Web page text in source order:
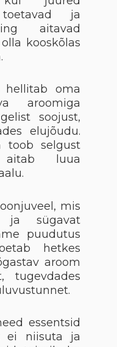
ja
aitavad
kooskõlas
hellitab oma
aroomiga
soojust,
elujõudu.
toob selgust
luua
mis
ja sügavat
puudutus
hetkes
aroom
tugevdades
essentsid
ei niisuta ja